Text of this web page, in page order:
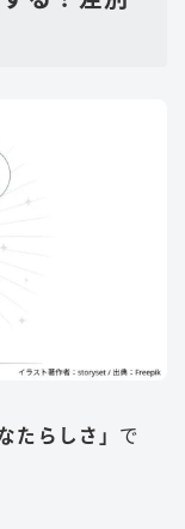
たらしさ」 で